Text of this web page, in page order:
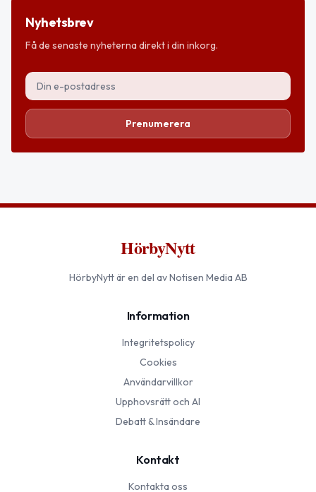
Nyhetsbrev
Få de senaste nyheterna direkt i din inkorg.
Prenumerera
HörbyNytt
HörbyNyttär en del av Notisen Media AB
Information
Integritetspolicy
Cookies
Användarvillkor
Upphovsrätt och AI
Debatt & Insändare
Kontakt
Kontakta oss